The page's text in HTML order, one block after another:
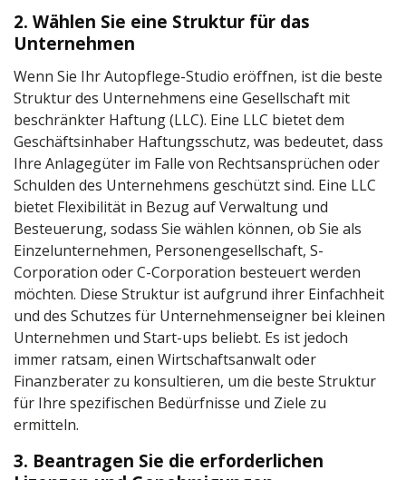
2. Wählen Sie eine Struktur für das
Unternehmen
Wenn Sie Ihr Autopflege-Studio eröffnen, ist die beste
Struktur des Unternehmens eine Gesellschaft mit
beschränkter Haftung (LLC). Eine LLC bietet dem
Geschäftsinhaber Haftungsschutz, was bedeutet, dass
Ihre Anlagegüter im Falle von Rechtsansprüchen oder
Schulden des Unternehmens geschützt sind. Eine LLC
bietet Flexibilität in Bezug auf Verwaltung und
Besteuerung, sodass Sie wählen können, ob Sie als
Einzelunternehmen, Personengesellschaft, S-
Corporation oder C-Corporation besteuert werden
möchten. Diese Struktur ist aufgrund ihrer Einfachheit
und des Schutzes für Unternehmenseigner bei kleinen
Unternehmen und Start-ups beliebt. Es ist jedoch
immer ratsam, einen Wirtschaftsanwalt oder
Finanzberater zu konsultieren, um die beste Struktur
für Ihre spezifischen Bedürfnisse und Ziele zu
ermitteln.
3. Beantragen Sie die erforderlichen